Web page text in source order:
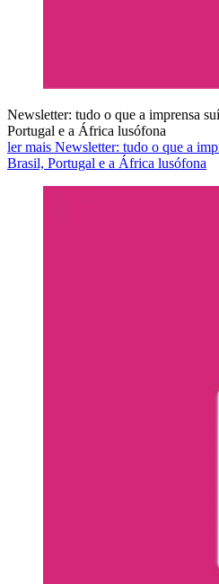
Newsletter: tudo o que a imprensa
Portugal e a África lusófona
ler mais Newsletter: tudo o que a
Brasil, Portugal e a África lusófona